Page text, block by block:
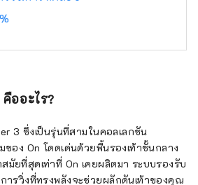
ออะไร?
3 ซึ่งเป็นรุ่นที่สามในคอลเลกชัน
อง On โดดเด่นด้วยพื้นรองเท้าชั้นกลาง
ยที่สุดเท่าที่ On เคยผลิตมา ระบบรองรับ
ารวิ่งที่ทรงพลังจะช่วยผลักดันเท้าของคุณ